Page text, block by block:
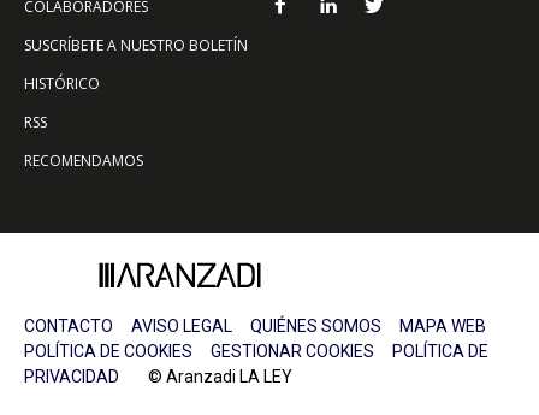
COLABORADORES
SUSCRÍBETE A NUESTRO BOLETÍN
HISTÓRICO
RSS
RECOMENDAMOS
CONTACTO AVISO LEGAL QUIÉNES SOMOS
MAPA WEB
POLÍTICA DE COOKIES
GESTIONAR COOKIES
POLÍTICA DE
PRIVACIDAD © Aranzadi LA LEY